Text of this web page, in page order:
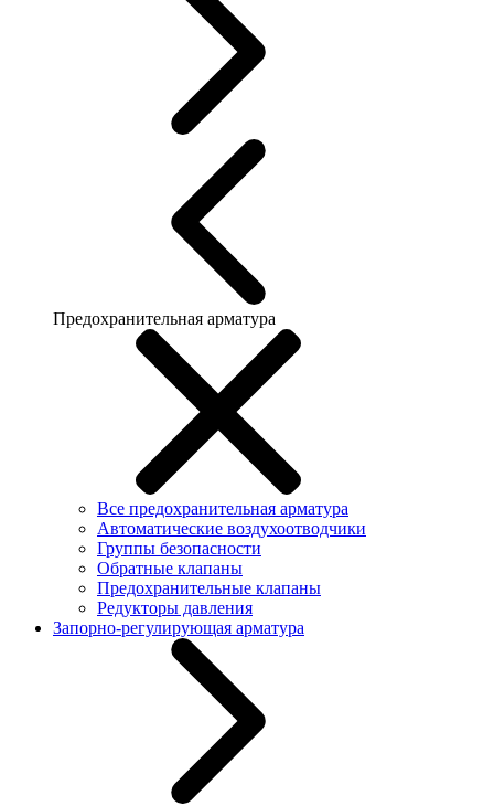
Предохранительная арматура
Все предохранительная арматура
Автоматические воздухоотводчики
Группы безопасности
Обратные клапаны
Предохранительные клапаны
Редукторы давления
Запорно-регулирующая арматура